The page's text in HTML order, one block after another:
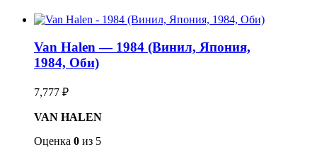
Van Halen — 1984 (Винил, Япония,
1984, Оби)
7,777 ₽
VAN HALEN
Оценка 0 из 5